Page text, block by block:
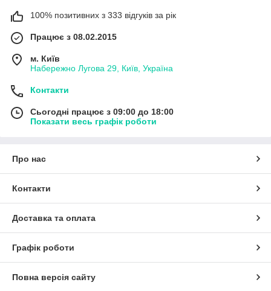
100% позитивних з 333 відгуків за рік
Працює з 08.02.2015
м. Київ
Набережно Лугова 29, Київ, Україна
Контакти
Сьогодні працює з 09:00 до 18:00
Показати весь графік роботи
Про нас
Контакти
Доставка та оплата
Графік роботи
Повна версія сайту